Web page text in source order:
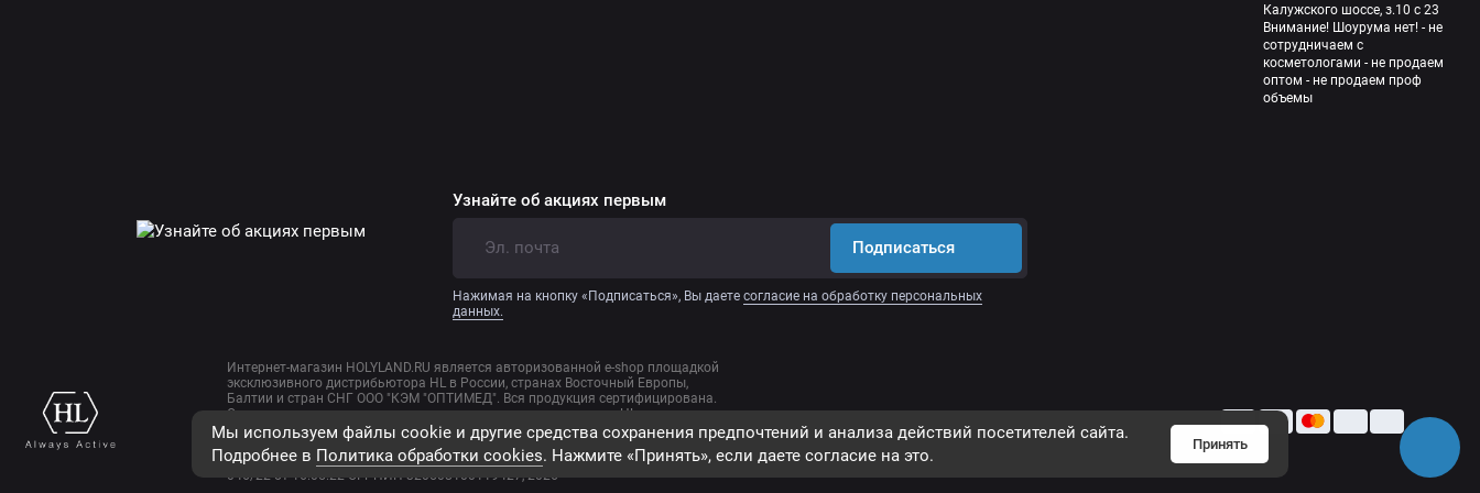
Мы используем файлы cookie и другие средства сохранения предпочтений и анализа действий посетителей сайта.
Подробнее в Политика обработки cookies. Нажмите «Принять», если даете согласие на это.
Принять
Калужского шоссе, з.10 с 23
Внимание! Шоурума нет! - не
сотрудничаем с
косметологами - не продаем
оптом - не продаем проф
объемы
Узнайте об акциях первым
Подписаться
Нажимая на кнопку «Подписаться», Вы даетесогласие на обработку персональных
данных.
Интернет-магазин HOLYLAND.RU является авторизованной e-shop площадкой
эксклюзивного дистрибьютора HL в России, странах Восточный Европы,
Балтии и стран СНГ ООО "КЭМ "ОПТИМЕД". Вся продукция сертифицирована.
Организация, принимающая претензии к качеству продукции HL на
территории РФ - эксклюзивный дистрибьютор ООО "Корпорация Эстетической
Медицины "ОПТИМЕД" т. +7(495) 995-25-09. Деятельность по реализации
косметических средств HL осуществляется на основании договора поставки
046/22 от 16.05.22 ОГРНИП 320508100119427, 2026